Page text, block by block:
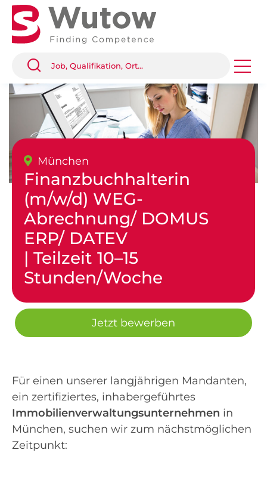
München
Finanzbuchhalterin
(m/w/d) WEG-
Abrechnung/ DOMUS
ERP/ DATEV
| Teilzeit 10–15
Stunden/Woche
Jetzt bewerben
Für einen unserer langjährigen Mandanten,
ein zertifiziertes, inhabergeführtes
Immobilienverwaltungsunternehmen in
München, suchen wir zum nächstmöglichen
Zeitpunkt: